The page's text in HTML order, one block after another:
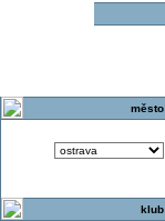
město
klub